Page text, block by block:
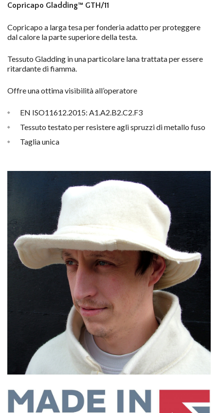
Copricapo Gladding™ GTH/11
Copricapo a larga tesa per fonderia adatto per proteggere
dal calore la parte superiore della testa.
Tessuto Gladding in una particolare lana trattata per essere
ritardante di fiamma.
Offre una ottima visibilità all’operatore
EN ISO11612.2015: A1.A2.B2.C2.F3
Tessuto testato per resistere agli spruzzi di metallo fuso
Taglia unica